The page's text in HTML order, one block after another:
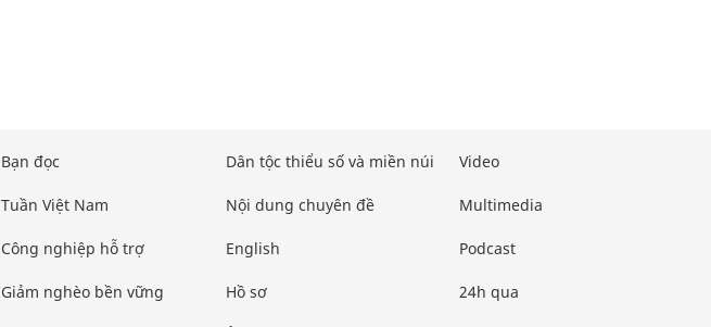
Bạn đọc
Tuần Việt Nam
Công nghiệp hỗ trợ
Giảm nghèo bền vững
Dân tộc thiểu số và miền núi
Nội dung chuyên đề
English
Hồ sơ
Video
Multimedia
Podcast
24h qua